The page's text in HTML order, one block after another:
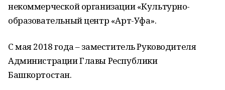
некоммерческой организации «Культурно-
образовательный центр «Арт-Уфа».
С мая 2018 года – заместитель Руководителя
Администрации Главы Республики
Башкортостан.